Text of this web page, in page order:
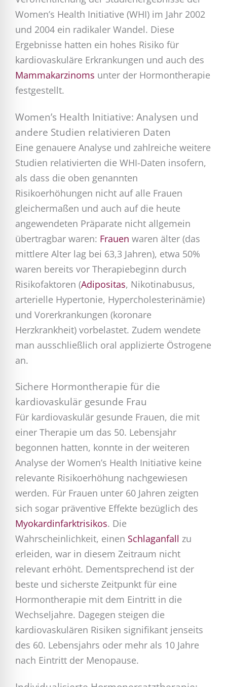
Women’s Health Initiative (WHI) im Jahr 2002
und 2004 ein radikaler Wandel. Diese
Ergebnisse hatten ein hohes Risiko für
kardiovaskuläre Erkrankungen und auch des
Mammakarzinoms unter der Hormontherapie
festgestellt.
Women’s Health Initiative: Analysen und
andere Studien relativieren Daten
Eine genauere Analyse und zahlreiche weitere
Studien relativierten die WHI-Daten insofern,
als dass die oben genannten
Risikoerhöhungen nicht auf alle Frauen
gleichermaßen und auch auf die heute
angewendeten Präparate nicht allgemein
übertragbar waren: Frauen waren älter (das
mittlere Alter lag bei 63,3 Jahren), etwa 50%
waren bereits vor Therapiebeginn durch
Risikofaktoren (Adipositas, Nikotinabusus,
arterielle Hypertonie, Hypercholesterinämie)
und Vorerkrankungen (koronare
Herzkrankheit) vorbelastet. Zudem wendete
man ausschließlich oral applizierte Östrogene
an.
Sichere Hormontherapie für die
kardiovaskulär gesunde Frau
Für kardiovaskulär gesunde Frauen, die mit
einer Therapie um das 50. Lebensjahr
begonnen hatten, konnte in der weiteren
Analyse der Women’s Health Initiative keine
relevante Risikoerhöhung nachgewiesen
werden. Für Frauen unter 60 Jahren zeigten
sich sogar präventive Effekte bezüglich des
Myokardinfarktrisikos. Die
Wahrscheinlichkeit, einen Schlaganfall zu
erleiden, war in diesem Zeitraum nicht
relevant erhöht. Dementsprechend ist der
beste und sicherste Zeitpunkt für eine
Hormontherapie mit dem Eintritt in die
Wechseljahre. Dagegen steigen die
kardiovaskulären Risiken signifikant jenseits
des 60. Lebensjahrs oder mehr als 10 Jahre
nach Eintritt der Menopause.